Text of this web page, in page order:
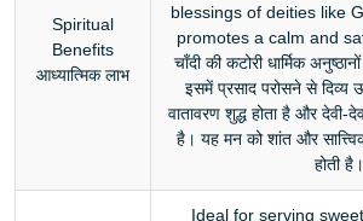
Spiritual
Benefits
आध्यात्मिक लाभ
blessings of deities like
promotes a calm and
चाँदी की कटोरी धार्मिक
इसमें प्रसाद परोसने से दिव्य
वातावरण शुद्ध होता है और देवी-
है। यह मन को शांत और
होती है।
Ideal for serving